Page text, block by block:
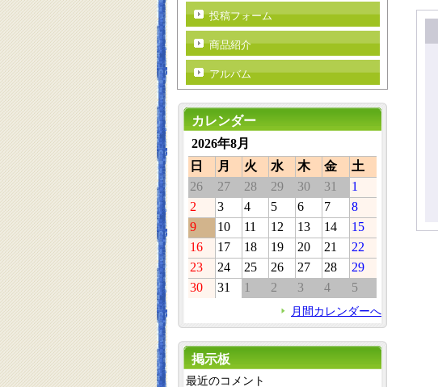
投稿フォーム
商品紹介
アルバム
カレンダー
2026年8月
日
月 火 水 木 金
土
26
27 28 29 30 31
1
2
3 4 5 6 7
8
9
10 11 12 13 14
15
16
17 18 19 20 21
22
23
24 25 26 27 28
29
30
31 1 2 3 4 5
月間カレンダーへ
掲示板
最近のコメント